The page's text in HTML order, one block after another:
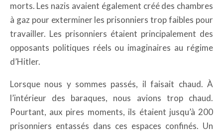
morts. Les nazis avaient également créé des chambres
à gaz pour exterminer les prisonniers trop faibles pour
travailler. Les prisonniers étaient principalement des
opposants politiques réels ou imaginaires au régime
d’Hitler.
Lorsque nous y sommes passés, il faisait chaud. À
l’intérieur des baraques, nous avions trop chaud.
Pourtant, aux pires moments, ils étaient jusqu’à 200
prisonniers entassés dans ces espaces confinés. Un